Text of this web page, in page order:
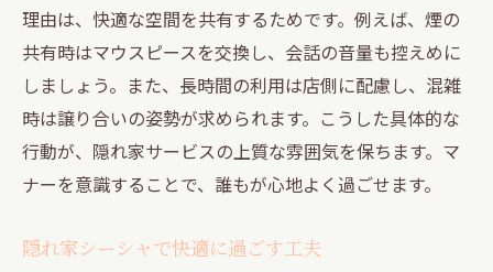
理由は、快適な空間を共有するためです。例えば、煙の
共有時はマウスピースを交換し、会話の音量も控えめに
しましょう。また、長時間の利用は店側に配慮し、混雑
時は譲り合いの姿勢が求められます。こうした具体的な
行動が、隠れ家サービスの上質な雰囲気を保ちます。マ
ナーを意識することで、誰もが心地よく過ごせます。
隠れ家シーシャで快適に過ごす工夫